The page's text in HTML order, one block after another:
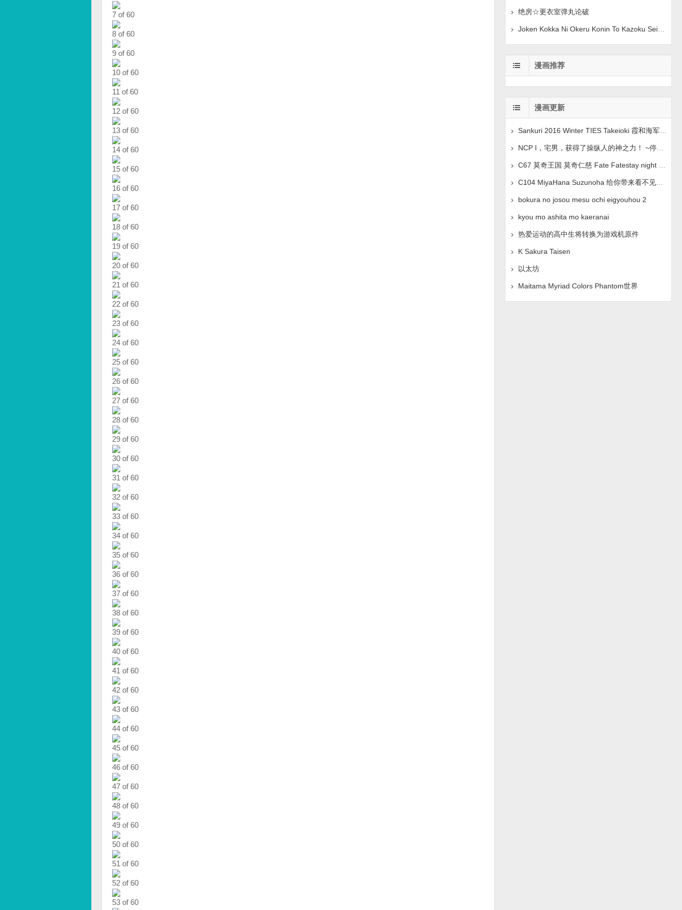
7 of 60
8 of 60
9 of 60
10 of 60
11 of 60
12 of 60
13 of 60
14 of 60
15 of 60
16 of 60
17 of 60
18 of 60
19 of 60
20 of 60
21 of 60
22 of 60
23 of 60
24 of 60
25 of 60
26 of 60
27 of 60
28 of 60
29 of 60
30 of 60
31 of 60
32 of 60
33 of 60
34 of 60
35 of 60
36 of 60
37 of 60
38 of 60
39 of 60
40 of 60
41 of 60
42 of 60
43 of 60
44 of 60
45 of 60
46 of 60
47 of 60
48 of 60
49 of 60
50 of 60
51 of 60
52 of 60
53 of 60
绝房☆更衣室弹丸论破
Joken Kokka Ni Okeru Konin To Kazoku Seikatsu 原创
漫画推荐
漫画更新
Sankuri 2016 Winter TIES Takeioki 霞和海军上将假装
NCP I，宅男，获得了操纵人的神之力！ ~停止、操纵、情绪控
C104 MiyaHana Suzunoha 给你带来看不见的乐趣 蓝色档
bokura no josou mesu ochi eigyouhou 2
kyou mo ashita mo kaeranai
热爱运动的高中生将转换为游戏机原件
K Sakura Taisen
以太坊
Maitama Myriad Colors Phantom世界